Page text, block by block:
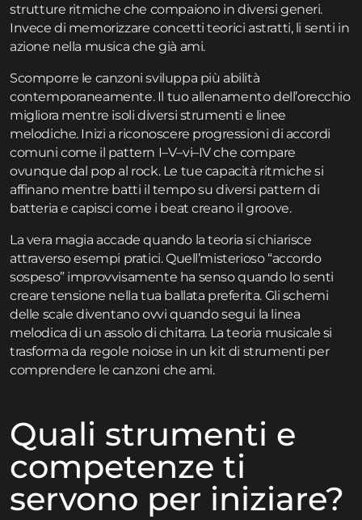
strutture ritmiche che compaiono in diversi generi.
Invece di memorizzare concetti teorici astratti, li senti in
azione nella musica che già ami.
Scomporre le canzoni sviluppa più abilità
contemporaneamente. Il tuo allenamento dell’orecchio
migliora mentre isoli diversi strumenti e linee
melodiche. Inizi a riconoscere progressioni di accordi
comuni come il pattern I–V–vi–IV che compare
ovunque dal pop al rock. Le tue capacità ritmiche si
affinano mentre batti il tempo su diversi pattern di
batteria e capisci come i beat creano il groove.
La vera magia accade quando la teoria si chiarisce
attraverso esempi pratici. Quell’misterioso “accordo
sospeso” improvvisamente ha senso quando lo senti
creare tensione nella tua ballata preferita. Gli schemi
delle scale diventano ovvi quando segui la linea
melodica di un assolo di chitarra. La teoria musicale si
trasforma da regole noiose in un kit di strumenti per
comprendere le canzoni che ami.
Quali strumenti e
competenze ti
servono per iniziare?